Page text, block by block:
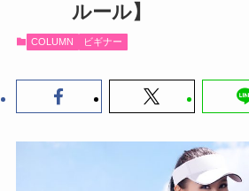
ルール】
COLUMN ビギナー